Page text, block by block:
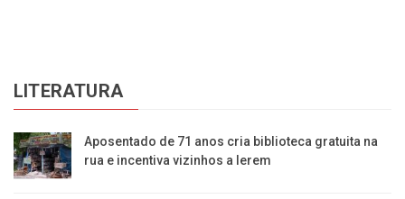
LITERATURA
Aposentado de 71 anos cria biblioteca gratuita na
rua e incentiva vizinhos a lerem